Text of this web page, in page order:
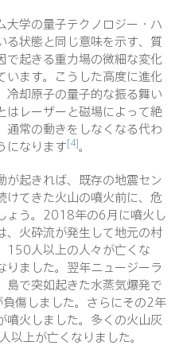
大学の量子テクノロジー・ハ
る状態と同じ意味を示す、質
で起きる重力場の微細な変化
います。こうした高度に進化
冷却原子の量子的な振る舞い
はレーザーと磁場によって絶
通常の動きをしなくなる代わ
になります[4]。
が起きれば、既存の地震セン
けてきた火山の噴火前に、危
ょう。2018年の6月に噴火し
、火砕流が発生して地元の村
150人以上の人々が亡くな
りました。翌年ニュージーラ
島で突如起きた水蒸気爆発で
傷しました。さらにその2年
噴火しました。多くの火山灰
上が亡くなりました。